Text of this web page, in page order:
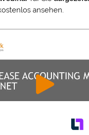
ansehen.